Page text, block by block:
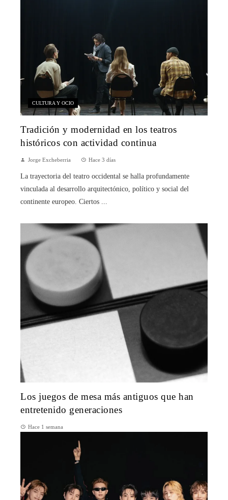
CULTURA Y OCIO
Tradición y modernidad en los teatros
históricos con actividad continua
Jorge Excheberria Hace 3 días
La trayectoria del teatro occidental se halla profundamente
vinculada al desarrollo arquitectónico, político y social del
continente europeo. Ciertos ...
Los juegos de mesa más antiguos que han
entretenido generaciones
Hace 1 semana